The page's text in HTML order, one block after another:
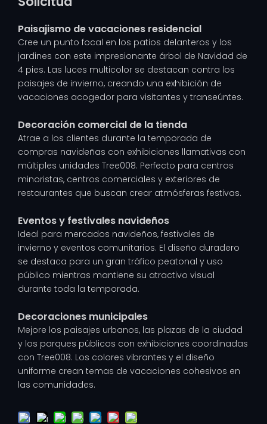
Paisajismo de vacaciones residencial
Cree un punto focal en los patios delanteros y los
jardines con este impresionante árbol de Navidad de
4 pies. Las luces multicolor se destacan contra los
paisajes de invierno, creando una exhibición de
vacaciones acogedor para visitantes y transeúntes.
Decoración comercial de la tienda
Atrae a los clientes durante la temporada de
compras navideñas con exhibiciones llamativas con
múltiples unidades Tree008. Perfecto para centros
minoristas, centros comerciales y exteriores de
restaurantes que buscan crear atmósferas festivas.
Eventos y festivales navideños
Ideal para mercados navideños, festivales de
invierno y eventos comunitarios. El diseño duradero
se destaca para un gran tráfico peatonal y uso
público mientras mantiene su atractivo visual
durante toda la temporada.
Decoraciones municipales
Mejore los paisajes urbanos, las plazas de la ciudad
y los parques públicos con exhibiciones coordinadas
con Tree008. Los colores vibrantes y el diseño
uniforme crean temas de vacaciones cohesivos en
las comunidades.